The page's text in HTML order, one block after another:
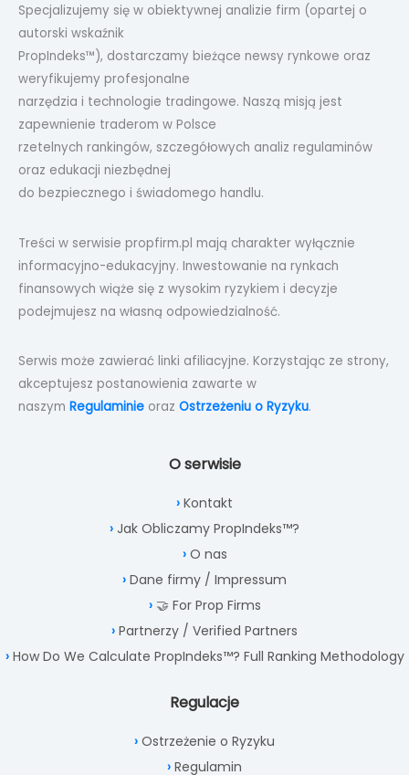
Specjalizujemy się w obiektywnej analizie firm (opartej o
autorski wskaźnik
PropIndeks™), dostarczamy bieżące newsy rynkowe oraz
weryfikujemy profesjonalne
narzędzia i technologie tradingowe. Naszą misją jest
zapewnienie traderom w Polsce
rzetelnych rankingów, szczegółowych analiz regulaminów
oraz edukacji niezbędnej
do bezpiecznego i świadomego handlu.
Treści w serwisie propfirm.pl mają charakter wyłącznie
informacyjno-edukacyjny. Inwestowanie na rynkach
finansowych wiąże się z wysokim ryzykiem i decyzje
podejmujesz na własną odpowiedzialność.
Serwis może zawierać linki afiliacyjne. Korzystając ze strony,
akceptujesz postanowienia zawarte w
naszym Regulaminie oraz Ostrzeżeniu o Ryzyku.
O serwisie
Kontakt
Jak Obliczamy PropIndeks™?
O nas
Dane firmy / Impressum
🤝 For Prop Firms
Partnerzy / Verified Partners
How Do We Calculate PropIndeks™? Full Ranking Methodology
Regulacje
Ostrzeżenie o Ryzyku
Regulamin